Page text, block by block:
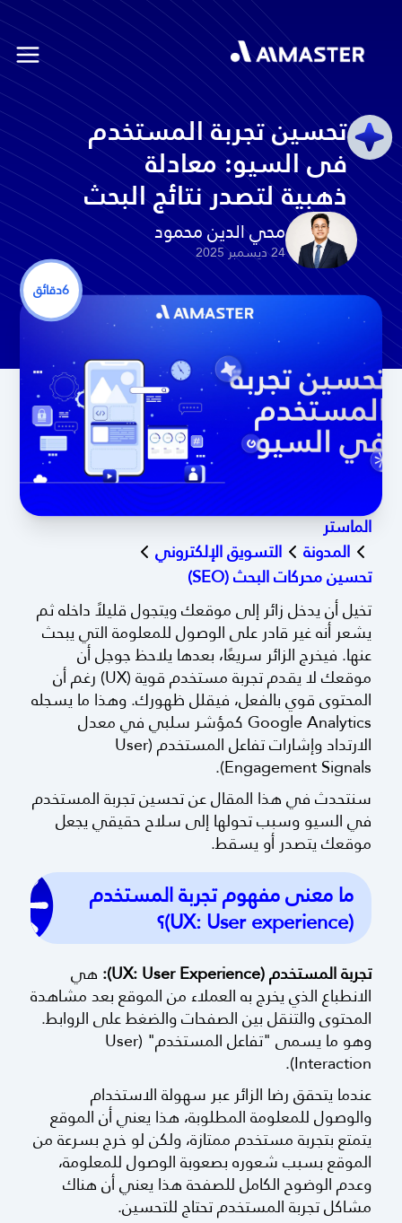
تحسين تجربة المستخدم
فى السيو: معادلة
ذهبية لتصدر نتائج البحث
محي الدين محمود
24 ديسمبر 2025
6دقائق
الماستر
المدونة
التسويق الإلكتروني
تحسين محركات البحث (SEO)
تخيل أن يدخل زائر إلى موقعك ويتجول قليلاً داخله ثم
يشعر أنه غير قادر على الوصول للمعلومة التي يبحث
عنها. فيخرج الزائر سريعًا، بعدها يلاحظ جوجل أن
موقعك لا يقدم تجربة مستخدم قوية (UX) رغم أن
المحتوى قوي بالفعل، فيقلل ظهورك. وهذا ما يسجله
Google Analytics كمؤشر سلبي في معدل
الارتداد وإشارات تفاعل المستخدم (User
Engagement Signals).
سنتحدث في هذا المقال عن تحسين تجربة المستخدم
في السيو وسبب تحولها إلى سلاح حقيقي يجعل
موقعك يتصدر أو يسقط.
ما معنى مفهوم تجربة المستخدم
(UX: User experience)؟
تجربة المستخدم (UX: User Experience): هي
الانطباع الذي يخرج به العملاء من الموقع بعد مشاهدة
المحتوى والتنقل بين الصفحات والضغط على الروابط.
وهو ما يسمى "تفاعل المستخدم" (User
Interaction).
عندما يتحقق رضا الزائر عبر سهولة الاستخدام
والوصول للمعلومة المطلوبة، هذا يعني أن الموقع
يتمتع بتجربة مستخدم ممتازة، ولكن لو خرج بسرعة من
الموقع بسبب شعوره بصعوبة الوصول للمعلومة،
وعدم الوضوح الكامل للصفحة هذا يعني أن هناك
مشاكل تجربة المستخدم تحتاج للتحسين.